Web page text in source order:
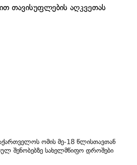
თავისუფლების აღკვეთას
ომის მე-18 წლისთავთან
შენობებზე სახელმწიფო დროშები